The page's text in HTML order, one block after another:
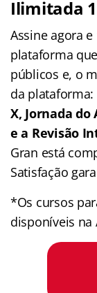
Ilimitada
Assine agora e
plataforma
públicos e, o
da plataforma:
X, Jornada do
e a Revisão
Gran está
Satisfação
*Os cursos
disponíveis na